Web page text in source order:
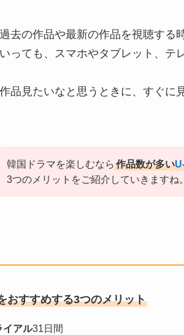
去の作品や最新の作品を視聴する
っても、スマホやタブレット、テ
品見たいなと思うときに、すぐに
韓国ドラマを楽しむなら 作品数が多い
3つのメリットをご紹介していきますね。
おすすめする3つのメリット
イアル31日間